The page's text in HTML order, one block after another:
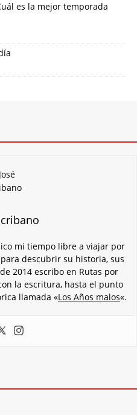
es la mejor temporada
mi tiempo libre a viajar por
descubrir su historia, sus
2014 escribo en Rutas por
la escritura, hasta el punto
llamada «Los Años malos«.